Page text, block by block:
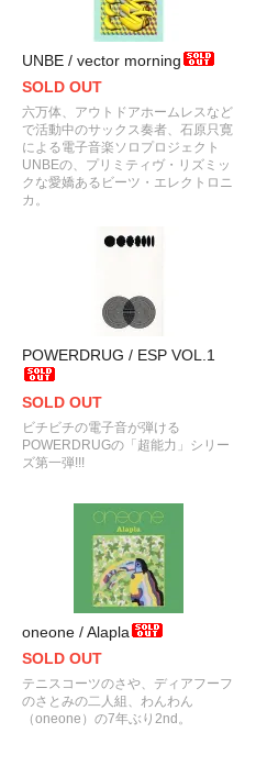
UNBE / vector morning
SOLD OUT
六万体、アウトドアホームレスなど
で活動中のサックス奏者、石原只寛
による電子音楽ソロプロジェクト
UNBEの、プリミティヴ・リズミッ
クな愛嬌あるビーツ・エレクトロニ
カ。
POWERDRUG / ESP VOL.1
SOLD OUT
ビチビチの電子音が弾ける
POWERDRUGの「超能力」シリー
ズ第一弾!!!
oneone / Alapla
SOLD OUT
テニスコーツのさや、ディアフーフ
のさとみの二人組、わんわん
（oneone）の7年ぶり2nd。